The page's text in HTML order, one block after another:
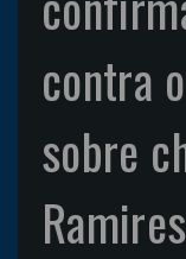
contra
sobre
Ramires